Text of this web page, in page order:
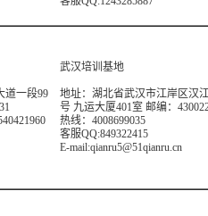
道一段99
武汉培训基地
地址：湖北省武汉市江岸区汉
号 九运大厦401室 邮编：
热线：4008699035
客服QQ:849322415
E-mail:qianru5@51qianru.cn